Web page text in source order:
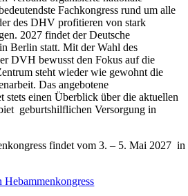
Fachkongress rund um alle
des DHV profitieren von stark
2027 findet der Deutsche
Berlin statt.Mit der Wahl des
DVH bewusst den Fokus auf die
steht wieder wie gewohnt die
Das angebotene
stets einen Überblick über die aktuellen
geburtshilflichen Versorgung in
findet vom 3. – 5. Mai 2027 in